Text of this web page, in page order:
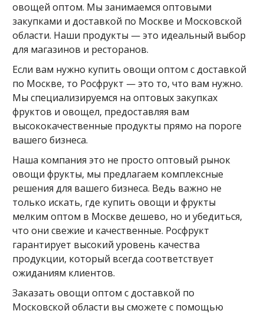
овощей оптом. Мы занимаемся оптовыми
закупками и доставкой по Москве и Московской
области. Наши продукты — это идеальный выбор
для магазинов и ресторанов.
Если вам нужно купить овощи оптом с доставкой
по Москве, то Росфрукт — это то, что вам нужно.
Мы специализируемся на оптовых закупках
фруктов и овощел, предоставляя вам
высококачественные продукты прямо на пороге
вашего бизнеса.
Наша компания это не просто оптовый рынок
овощи фрукты, мы предлагаем комплексные
решения для вашего бизнеса. Ведь важно не
только искать, где купить овощи и фрукты
мелким оптом в Москве дешево, но и убедиться,
что они свежие и качественные. Росфрукт
гарантирует высокий уровень качества
продукции, который всегда соответствует
ожиданиям клиентов.
Заказать овощи оптом с доставкой по
Московской области вы сможете с помощью